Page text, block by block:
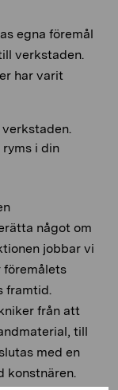
egna föremål
verkstaden.
har varit
i din
något om
jobbar vi
föremålets
framtid.
från att
till
med en
konstnären.